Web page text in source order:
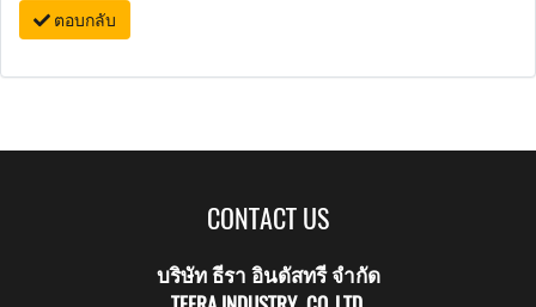
ตอบกลับ
CONTACT US
บริษัท ธีรา อินดัสทรี จำกัด